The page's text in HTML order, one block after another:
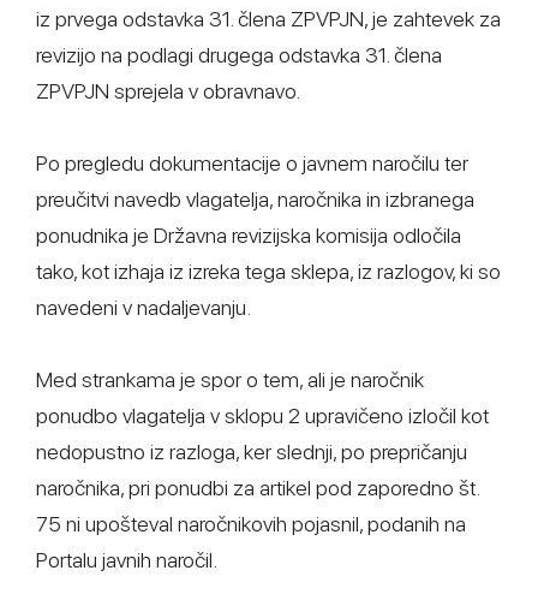
iz prvega odstavka 31. člena ZPVPJN, je zahtevek za
revizijo na podlagi drugega odstavka 31. člena
ZPVPJN sprejela v obravnavo.
Po pregledu dokumentacije o javnem naročilu ter
preučitvi navedb vlagatelja, naročnika in izbranega
ponudnika je Državna revizijska komisija odločila
tako, kot izhaja iz izreka tega sklepa, iz razlogov, ki so
navedeni v nadaljevanju.
Med strankama je spor o tem, ali je naročnik
ponudbo vlagatelja v sklopu 2 upravičeno izločil kot
nedopustno iz razloga, ker slednji, po prepričanju
naročnika, pri ponudbi za artikel pod zaporedno št.
75 ni upošteval naročnikovih pojasnil, podanih na
Portalu javnih naročil.